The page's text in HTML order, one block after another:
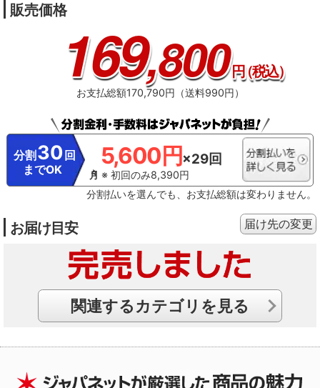
販売価格
169,800円（税込）
お支払総額170,790円（送料990円）
分割 30 回
までOK
5,600円×29回
※ 初回のみ8,390円
分割払いを選んでも、お支払総額は変わりません。
お届け目安 届け先の変更
関連するカテゴリを見る